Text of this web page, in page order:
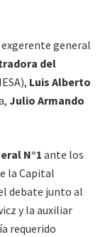
general
del
Luis Alberto
Julio Armando
N°1 ante los
la Capital
debate junto al
y la auxiliar
requerido